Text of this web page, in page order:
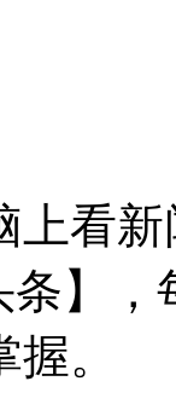
上看
条】
。